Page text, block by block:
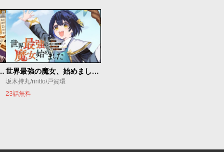
と待ち合わせ 世界最強の魔女、始めました ～私だけ『攻略サイト』を見れる世界で自由に生きます～
坂木持丸/riritto/戸賀環
23話無料